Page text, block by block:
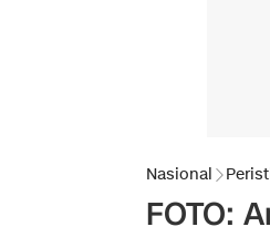
Nasional
FOTO: